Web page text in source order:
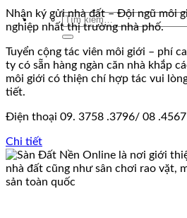
Tìm
kiếm:
Nhận ký gửi nhà đất – Đội ngũ môi
nghiệp nhất thị trường nhà phố.
Tuyển cộng tác viên môi giới – phí
ty có sẵn hàng ngàn căn nhà khắp
môi giới có thiện chí hợp tác vui
tiết.
Điện thoại 09. 3758 .3796/ 08 .4567
Chi tiết